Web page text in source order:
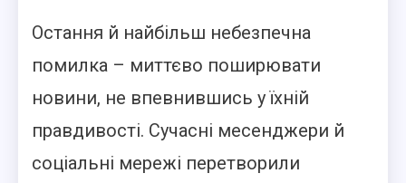
Остання й найбільш небезпечна
помилка – миттєво поширювати
новини, не впевнившись у їхній
правдивості. Сучасні месенджери й
соціальні мережі перетворили